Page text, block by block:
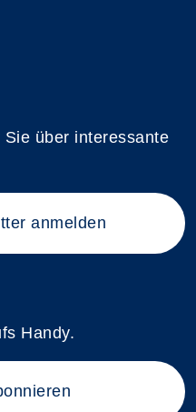
über interessante
anmelden
Handy.